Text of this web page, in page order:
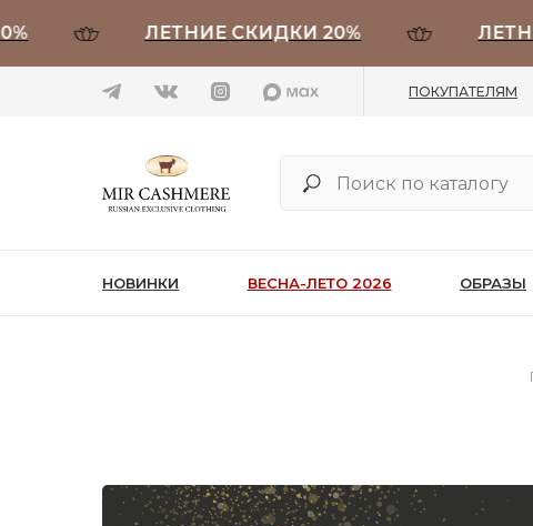
ЛЕТНИЕ СКИДКИ 20%
ПОКУПАТЕЛЯМ
НОВИНКИ ВЕСНА-ЛЕТО 2026 ОБРАЗЫ